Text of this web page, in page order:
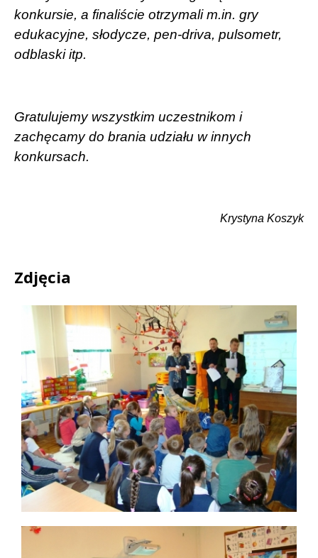
konkursie, a finaliście otrzymali m.in. gry
edukacyjne, słodycze, pen-driva, pulsometr,
odblaski itp.
Gratulujemy wszystkim uczestnikom i
zachęcamy do brania udziału w innych
konkursach.
Krystyna Koszyk
Zdjęcia